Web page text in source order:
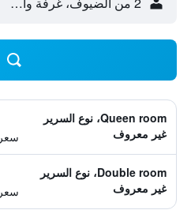
Queen room، نوع السرير
غير معروف
Double room، نوع السرير
غير معروف